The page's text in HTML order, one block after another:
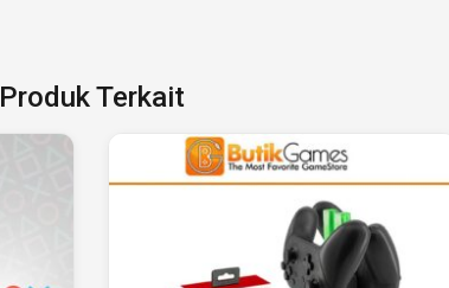
Produk Terkait